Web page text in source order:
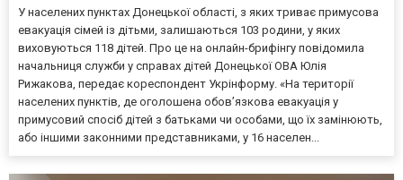
У населених пунктах Донецької області, з яких триває примусова
евакуація сімей із дітьми, залишаються 103 родини, у яких
виховуються 118 дітей. Про це на онлайн-брифінгу повідомила
начальниця служби у справах дітей Донецької ОВА Юлія
Рижакова, передає кореспондент Укрінформу. «На території
населених пунктів, де оголошена обов’язкова евакуація у
примусовий спосіб дітей з батьками чи особами, що їх замінюють,
або іншими законними представниками, у 16 населен...